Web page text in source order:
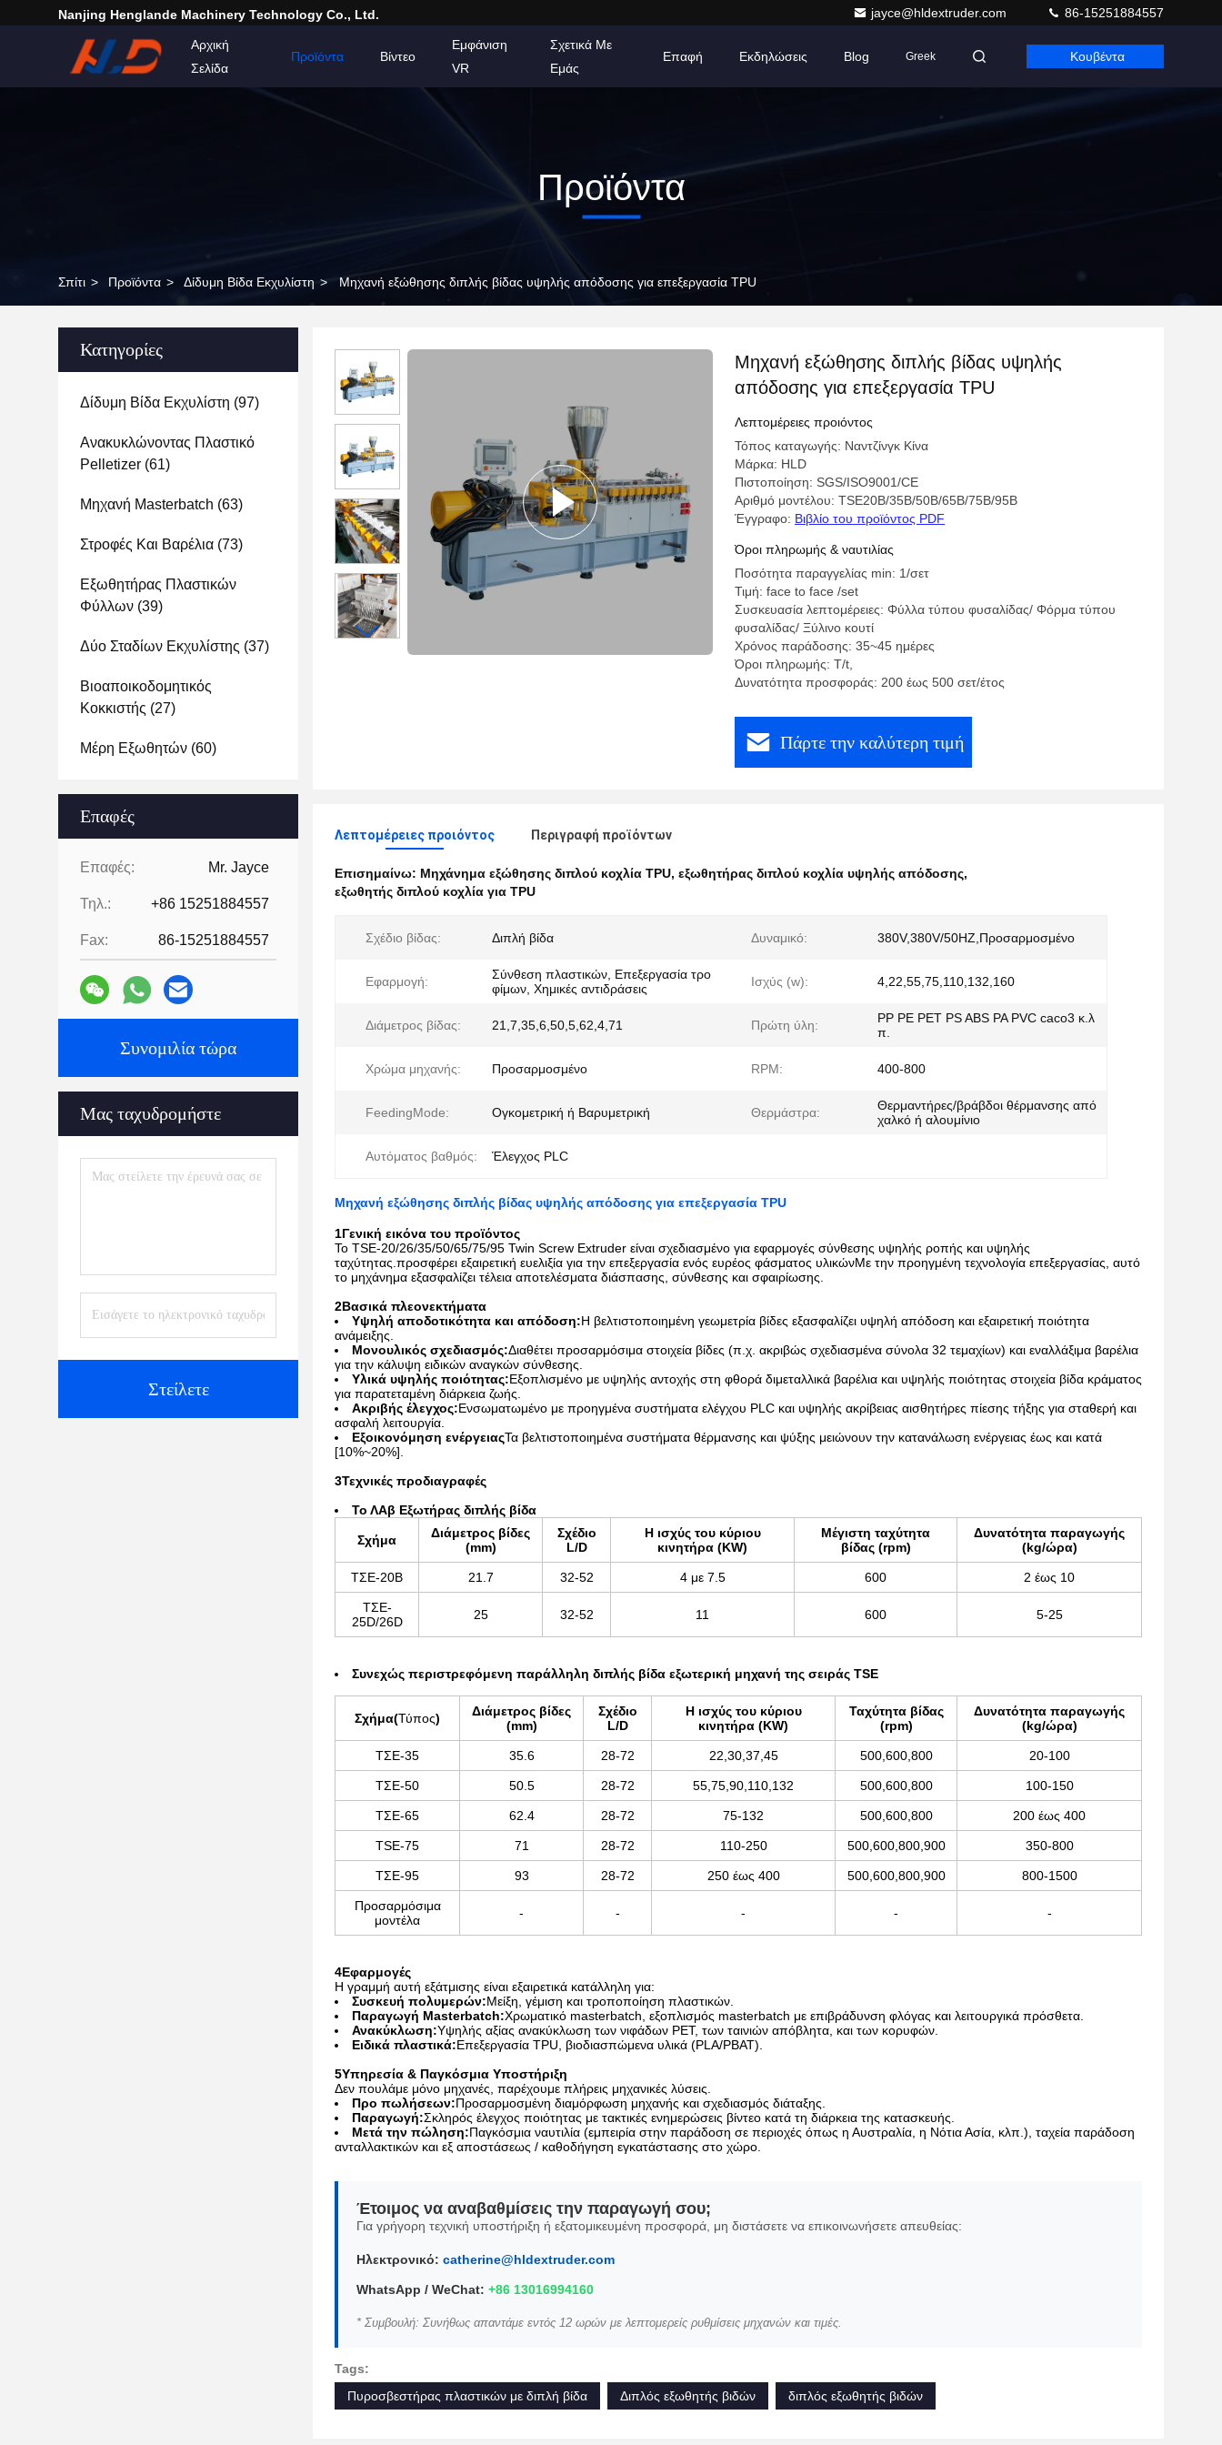
Nanjing Henglande Machinery Technology Co., Ltd. jayce@hldextruder.com 86-15251884557
Αρχική
Σελίδα
Προϊόντα Βίντεο
Εμφάνιση
VR
Σχετικά Με
Εμάς
Επαφή Εκδηλώσεις Blog Greek Κουβέντα
Προϊόντα
Σπίτι > Προϊόντα > Δίδυμη Βίδα Εκχυλίστη > Μηχανή εξώθησης διπλής βίδας υψηλής απόδοσης για επεξεργασία TPU
Κατηγορίες
Δίδυμη Βίδα Εκχυλίστη (97)
Ανακυκλώνοντας Πλαστικό
Pelletizer (61)
Μηχανή Masterbatch (63)
Στροφές Και Βαρέλια (73)
Εξωθητήρας Πλαστικών
Φύλλων (39)
Δύο Σταδίων Εκχυλίστης (37)
Βιοαποικοδομητικός
Κοκκιστής (27)
Μέρη Εξωθητών (60)
Επαφές
Επαφές: Mr. Jayce
Τηλ.: +86 15251884557
Fax: 86-15251884557
Συνομιλία τώρα
Μας ταχυδρομήστε
Στείλετε
Μηχανή εξώθησης διπλής βίδας υψηλής
απόδοσης για επεξεργασία TPU
Λεπτομέρειες προιόντος
Τόπος καταγωγής: Ναντζίνγκ Κίνα
Μάρκα: HLD
Πιστοποίηση: SGS/ISO9001/CE
Αριθμό μοντέλου: TSE20B/35B/50B/65B/75B/95B
Έγγραφο: Βιβλίο του προϊόντος PDF
Όροι πληρωμής & ναυτιλίας
Ποσότητα παραγγελίας min: 1/σετ
Τιμή: face to face /set
Συσκευασία λεπτομέρειες: Φύλλα τύπου φυσαλίδας/ Φόρμα τύπου
φυσαλίδας/ Ξύλινο κουτί
Χρόνος παράδοσης: 35~45 ημέρες
Όροι πληρωμής: T/t,
Δυνατότητα προσφοράς: 200 έως 500 σετ/έτος
Πάρτε την καλύτερη τιμή
Λεπτομέρειες προιόντος Περιγραφή προϊόντων
Επισημαίνω: Μηχάνημα εξώθησης διπλού κοχλία TPU, εξωθητήρας διπλού κοχλία υψηλής απόδοσης,
εξωθητής διπλού κοχλία για TPU
Σχέδιο βίδας: Διπλή βίδα Δυναμικό: 380V,380V/50HZ,Προσαρμοσμένο
Εφαρμογή:
Σύνθεση πλαστικών, Επεξεργασία τρο
φίμων, Χημικές αντιδράσεις
Ισχύς (w): 4,22,55,75,110,132,160
Διάμετρος βίδας: 21,7,35,6,50,5,62,4,71 Πρώτη ύλη:
PP PE PET PS ABS PA PVC caco3 κ.λ
π.
Χρώμα μηχανής: Προσαρμοσμένο RPM: 400-800
FeedingMode: Ογκομετρική ή Βαρυμετρική Θερμάστρα:
Θερμαντήρες/βράβδοι θέρμανσης από
χαλκό ή αλουμίνιο
Αυτόματος βαθμός: Έλεγχος PLC
Μηχανή εξώθησης διπλής βίδας υψηλής απόδοσης για επεξεργασία TPU
1Γενική εικόνα του προϊόντος
Το TSE-20/26/35/50/65/75/95 Twin Screw Extruder είναι σχεδιασμένο για εφαρμογές σύνθεσης υψηλής ροπής και υψηλής
ταχύτητας.προσφέρει εξαιρετική ευελιξία για την επεξεργασία ενός ευρέος φάσματος υλικώνΜε την προηγμένη τεχνολογία επεξεργασίας, αυτό
το μηχάνημα εξασφαλίζει τέλεια αποτελέσματα διάσπασης, σύνθεσης και σφαιρίωσης.
2Βασικά πλεονεκτήματα
Υψηλή αποδοτικότητα και απόδοση:Η βελτιστοποιημένη γεωμετρία βίδες εξασφαλίζει υψηλή απόδοση και εξαιρετική ποιότητα
ανάμειξης.
Μονουλικός σχεδιασμός:Διαθέτει προσαρμόσιμα στοιχεία βίδες (π.χ. ακριβώς σχεδιασμένα σύνολα 32 τεμαχίων) και εναλλάξιμα βαρέλια
για την κάλυψη ειδικών αναγκών σύνθεσης.
Υλικά υψηλής ποιότητας:Εξοπλισμένο με υψηλής αντοχής στη φθορά διμεταλλικά βαρέλια και υψηλής ποιότητας στοιχεία βίδα κράματος
για παρατεταμένη διάρκεια ζωής.
Ακριβής έλεγχος:Ενσωματωμένο με προηγμένα συστήματα ελέγχου PLC και υψηλής ακρίβειας αισθητήρες πίεσης τήξης για σταθερή και
ασφαλή λειτουργία.
Εξοικονόμηση ενέργειαςΤα βελτιστοποιημένα συστήματα θέρμανσης και ψύξης μειώνουν την κατανάλωση ενέργειας έως και κατά
[10%~20%].
3Τεχνικές προδιαγραφές
Το ΛΑβ Εξωτήρας διπλής βίδα
Σχήμα
Διάμετρος βίδες
(mm)
Σχέδιο
L/D
Η ισχύς του κύριου
κινητήρα (KW)
Μέγιστη ταχύτητα
βίδας (rpm)
Δυνατότητα παραγωγής
(kg/ώρα)
ΤΣΕ-20Β 21.7 32-52 4 με 7.5 600 2 έως 10
ΤΣΕ-
25D/26D
25 32-52 11 600 5-25
Συνεχώς περιστρεφόμενη παράλληλη διπλής βίδα εξωτερική μηχανή της σειράς TSE
Σχήμα(Τύπος)
Διάμετρος βίδες
(mm)
Σχέδιο
L/D
Η ισχύς του κύριου
κινητήρα (KW)
Ταχύτητα βίδας
(rpm)
Δυνατότητα παραγωγής
(kg/ώρα)
ΤΣΕ-35 35.6 28-72 22,30,37,45 500,600,800 20-100
ΤΣΕ-50 50.5 28-72 55,75,90,110,132 500,600,800 100-150
ΤΣΕ-65 62.4 28-72 75-132 500,600,800 200 έως 400
TSE-75 71 28-72 110-250 500,600,800,900 350-800
ΤΣΕ-95 93 28-72 250 έως 400 500,600,800,900 800-1500
Προσαρμόσιμα
μοντέλα
- - - - -
4Εφαρμογές
Η γραμμή αυτή εξάτμισης είναι εξαιρετικά κατάλληλη για:
Συσκευή πολυμερών:Μείξη, γέμιση και τροποποίηση πλαστικών.
Παραγωγή Masterbatch:Χρωματικό masterbatch, εξοπλισμός masterbatch με επιβράδυνση φλόγας και λειτουργικά πρόσθετα.
Ανακύκλωση:Υψηλής αξίας ανακύκλωση των νιφάδων PET, των ταινιών απόβλητα, και των κορυφών.
Ειδικά πλαστικά:Επεξεργασία TPU, βιοδιασπώμενα υλικά (PLA/PBAT).
5Υπηρεσία & Παγκόσμια Υποστήριξη
Δεν πουλάμε μόνο μηχανές, παρέχουμε πλήρεις μηχανικές λύσεις.
Προ πωλήσεων:Προσαρμοσμένη διαμόρφωση μηχανής και σχεδιασμός διάταξης.
Παραγωγή:Σκληρός έλεγχος ποιότητας με τακτικές ενημερώσεις βίντεο κατά τη διάρκεια της κατασκευής.
Μετά την πώληση:Παγκόσμια ναυτιλία (εμπειρία στην παράδοση σε περιοχές όπως η Αυστραλία, η Νότια Ασία, κλπ.), ταχεία παράδοση
ανταλλακτικών και εξ αποστάσεως / καθοδήγηση εγκατάστασης στο χώρο.
Έτοιμος να αναβαθμίσεις την παραγωγή σου;
Για γρήγορη τεχνική υποστήριξη ή εξατομικευμένη προσφορά, μη διστάσετε να επικοινωνήσετε απευθείας:
Ηλεκτρονικό: catherine@hldextruder.com
WhatsApp / WeChat: +86 13016994160
* Συμβουλή: Συνήθως απαντάμε εντός 12 ωρών με λεπτομερείς ρυθμίσεις μηχανών και τιμές.
Tags:
Πυροσβεστήρας πλαστικών με διπλή βίδα
Διπλός εξωθητής βιδών διπλός εξωθητής βιδών